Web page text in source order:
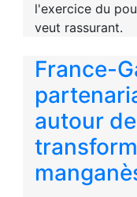
l'exercice du
veut rassurant.
France-
autour